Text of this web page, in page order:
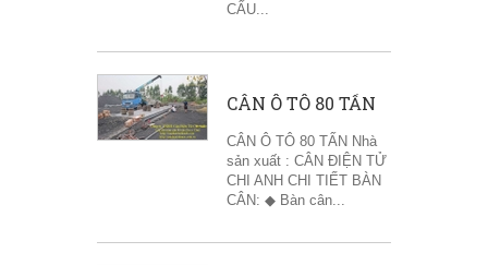
CẤU...
CÂN Ô TÔ 80 TẤN
CÂN Ô TÔ 80 TẤN Nhà
sản xuất : CÂN ĐIỆN TỬ
CHI ANH CHI TIẾT BÀN
CÂN: ◆ Bàn cân...